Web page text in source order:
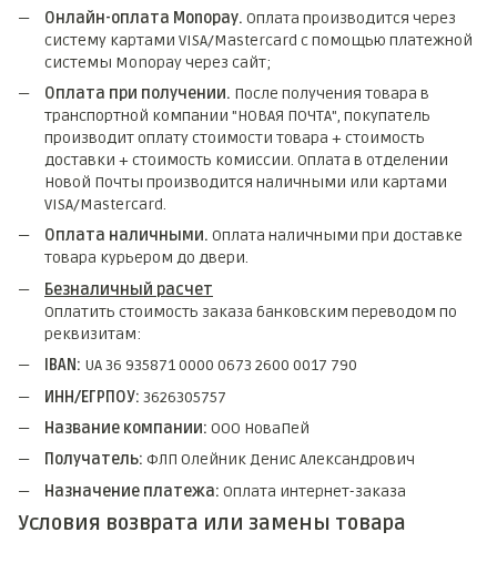
Онлайн-оплата Monopay. Оплата производится через
систему картами VISA/Mastercard с помощью платежной
системы Monopay через сайт;
Оплата при получении. После получения товара в
транспортной компании "НОВАЯ ПОЧТА", покупатель
производит оплату стоимости товара + стоимость
доставки + стоимость комиссии. Оплата в отделении
Новой Почты производится наличными или картами
VISA/Mastercard.
Оплата наличными. Оплата наличными при доставке
товара курьером до двери.
Безналичный расчет
Оплатить стоимость заказа банковским переводом по
реквизитам:
IBAN: UA 36 935871 0000 0673 2600 0017 790
ИНН/ЕГРПОУ: 3626305757
Название компании: ООО НоваПей
Получатель: ФЛП Олейник Денис Александрович
Назначение платежа: Оплата интернет-заказа
Условия возврата или замены товара